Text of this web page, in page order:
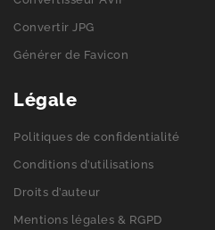
Convertir JPG
Générer de Favicon
Légale
Politiques de confidentialité
Conditions d’utilisations
Droits d’auteur
Mentions légales & RGPD